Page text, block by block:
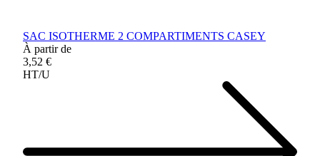
SAC ISOTHERME 2 COMPARTIMENTS CASEY
À partir de
3,52 €
HT/U